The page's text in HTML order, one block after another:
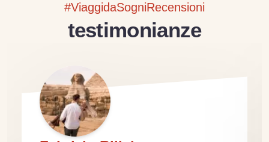
#ViaggidaSogniRecensioni
testimonianze